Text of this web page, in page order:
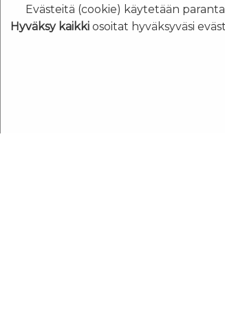
Evästeitä (cookie) käytetään
Hyväksy kaikki osoitat hyväksyväsi